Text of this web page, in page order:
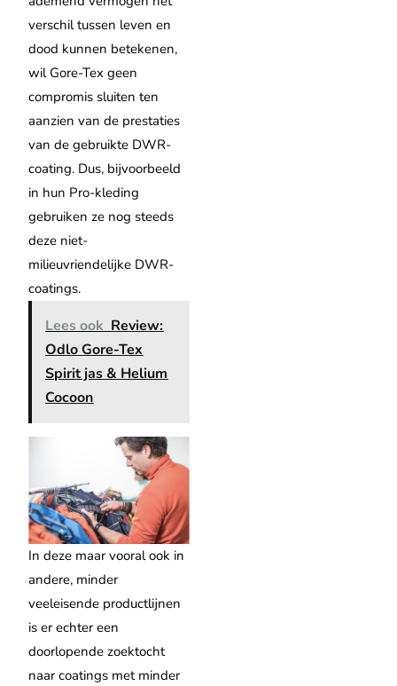
verschil tussen leven en
dood kunnen betekenen,
wil Gore-Tex geen
compromis sluiten ten
aanzien van de prestaties
van de gebruikte DWR-
coating. Dus, bijvoorbeeld
in hun Pro-kleding
gebruiken ze nog steeds
deze niet-
milieuvriendelijke DWR-
coatings.
Lees ook Review:
Odlo Gore-Tex
Spirit jas & Helium
Cocoon
In deze maar vooral ook in
andere, minder
veeleisende productlijnen
is er echter een
doorlopende zoektocht
naar coatings met minder